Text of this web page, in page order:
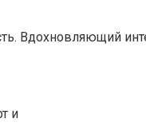
Вдохновляющий
и